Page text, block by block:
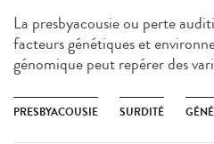
La presbyacousie ou perte
facteurs génétiques et
génomique peut repérer des
PRESBYACOUSIE SURDITÉ